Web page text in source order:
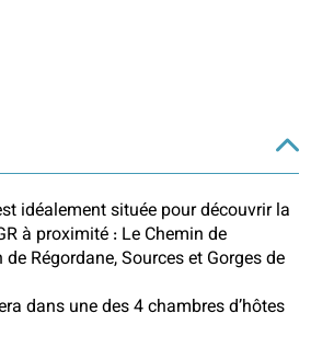
idéalement située pour découvrir la
à proximité : Le Chemin de
Régordane, Sources et Gorges de
dans une des 4 chambres d’hôtes